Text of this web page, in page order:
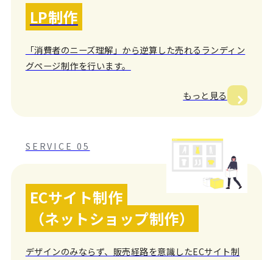
LP制作
「消費者のニーズ理解」から逆算した売れるランディン
グページ制作を行います。
もっと見る
SERVICE 05
ECサイト制作
（ネットショップ制作）
デザインのみならず、販売経路を意識したECサイト制